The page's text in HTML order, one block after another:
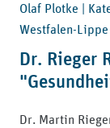
Olaf Plotke |
Westfalen-
Dr. Rieger
Dr. Martin